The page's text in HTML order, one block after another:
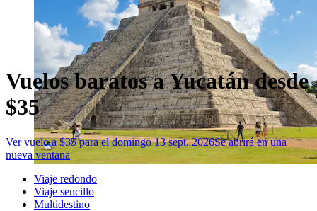
Vuelos baratos a Yucatán desde
$35
Ver vuelo a $35 para el domingo 13 sept. 2026Se abrirá en una
nueva ventana
Viaje redondo
Viaje sencillo
Multidestino